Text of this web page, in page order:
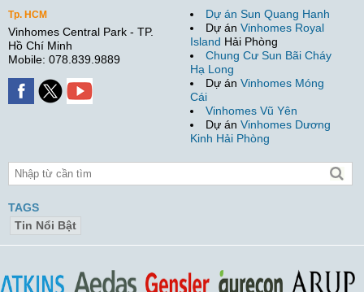
Tp. HCM
Vinhomes Central Park - TP.
Hồ Chí Minh
Mobile: 078.839.9889
Dự án Sun Quang Hanh
Dự án Vinhomes Royal
Island Hải Phòng
Chung Cư Sun Bãi Cháy
Hạ Long
Dự án Vinhomes Móng
Cái
Vinhomes Vũ Yên
Dự án Vinhomes Dương
Kinh Hải Phòng
TAGS
Tin Nổi Bật